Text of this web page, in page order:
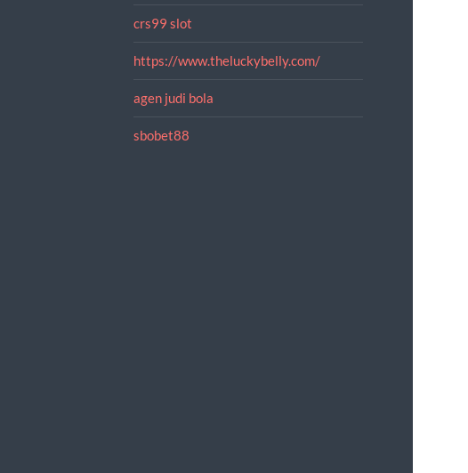
crs99 slot
https://www.theluckybelly.com/
agen judi bola
sbobet88